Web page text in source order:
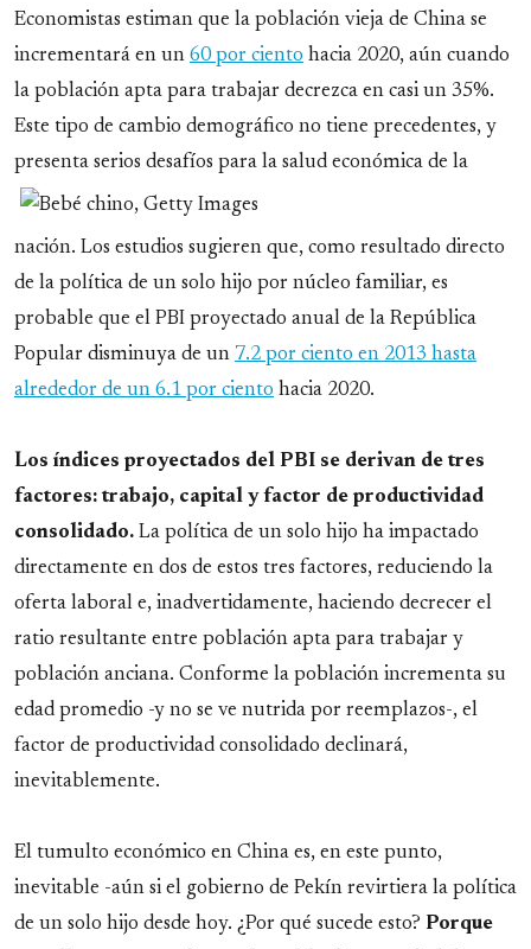
Economistas estiman que la población vieja de China se
incrementará en un 60 por ciento hacia 2020, aún cuando
la población apta para trabajar decrezca en casi un 35%.
Este tipo de cambio demográfico no tiene precedentes, y
presenta serios desafíos para la salud económica de la
nación. Los estudios sugieren que, como resultado directo
de la política de un solo hijo por núcleo familiar, es
probable que el PBI proyectado anual de la República
Popular disminuya de un 7.2 por ciento en 2013 hasta
alrededor de un 6.1 por ciento hacia 2020.
Los índices proyectados del PBI se derivan de tres
factores: trabajo, capital y factor de productividad
consolidado. La política de un solo hijo ha impactado
directamente en dos de estos tres factores, reduciendo la
oferta laboral e, inadvertidamente, haciendo decrecer el
ratio resultante entre población apta para trabajar y
población anciana. Conforme la población incrementa su
edad promedio -y no se ve nutrida por reemplazos-, el
factor de productividad consolidado declinará,
inevitablemente.
El tumulto económico en China es, en este punto,
inevitable -aún si el gobierno de Pekín revirtiera la política
de un solo hijo desde hoy. ¿Por qué sucede esto? Porque